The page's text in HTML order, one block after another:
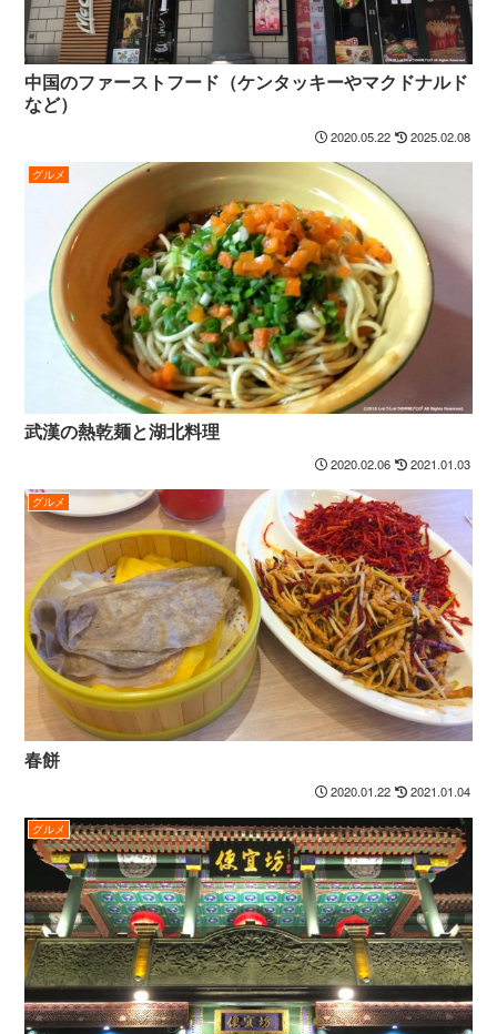
中国のファーストフード（ケンタッキーやマクドナルド
など）
2020.05.22 2025.02.08
グルメ
武漢の熱乾麺と湖北料理
2020.02.06 2021.01.03
グルメ
春餅
2020.01.22 2021.01.04
グルメ